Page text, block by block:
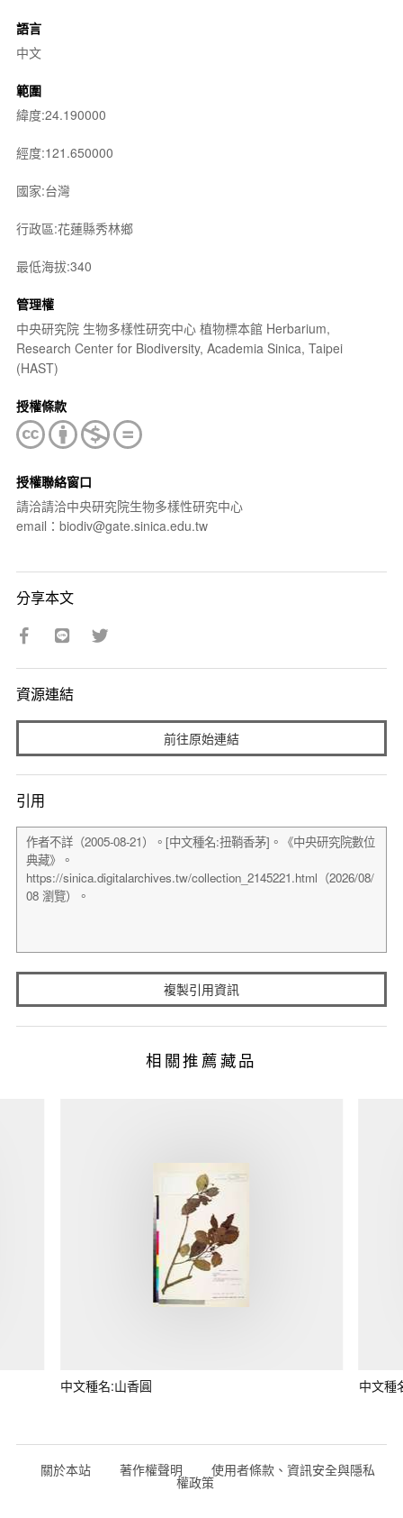
語言
中文
範圍
緯度:24.190000
經度:121.650000
國家:台灣
行政區:花蓮縣秀林鄉
最低海拔:340
管理權
中央研究院 生物多樣性研究中心 植物標本館 Herbarium,
Research Center for Biodiversity, Academia Sinica, Taipei
(HAST)
授權條款
授權聯絡窗口
請洽請洽中央研究院生物多樣性研究中心
email：biodiv@gate.sinica.edu.tw
分享本文
資源連結
前往原始連結
引用
複製引用資訊
相關推薦藏品
中文種名:山香圓 中文種
關於本站 著作權聲明 使用者條款、資訊安全與隱私
權政策